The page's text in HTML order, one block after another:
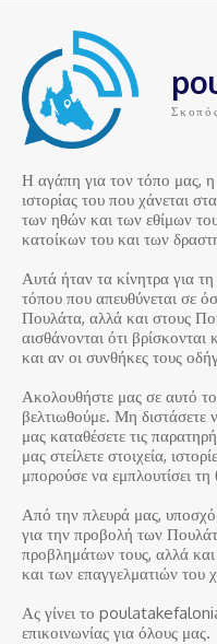
Σκοπός
Η αγάπη για τον τόπο μας,
ιστορίας του που χάνεται
των ηθών και των εθίμων
κατοίκων του και των
Αυτά ήταν τα κίνητρα για
τόπου που απευθύνεται σε
Πουλάτα, αλλά και στους
αισθάνονται ότι
και αν οι συνθήκες τους
Ακολουθήστε μας σε αυτό
βελτιωθούμε. Μη διστάσετε
μας καταθέσετε τις
μας στείλετε στοιχεία,
μπορούσε να εμπλουτίσει
Από την πλευρά μας,
για την προβολή των
προβλημάτων τους, αλλά
και των επαγγελματιών του
Ας γίνει το
επικοινωνίας για όλους μας.